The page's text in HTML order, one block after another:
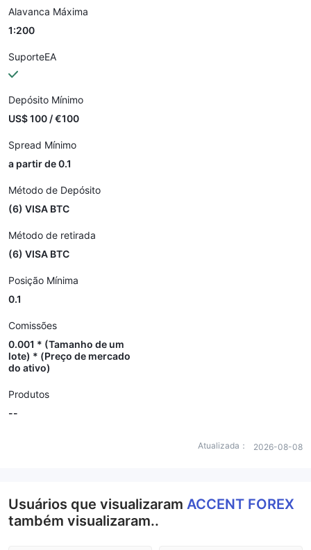
Alavanca Máxima
1:200
SuporteEA
Depósito Mínimo
US$ 100 / €100
Spread Mínimo
a partir de 0.1
Método de Depósito
(6) VISA BTC
Método de retirada
(6) VISA BTC
Posição Mínima
0.1
Comissões
0.001 * (Tamanho de um
lote) * (Preço de mercado
do ativo)
Produtos
--
Atualizada： 2026-08-08
Usuários que visualizaram ACCENT FOREX
também visualizaram..